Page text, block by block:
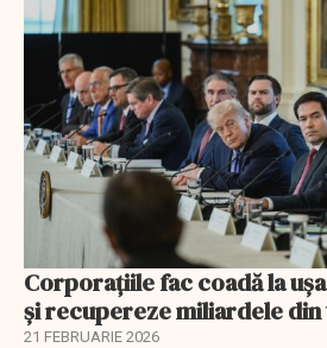
Corporațiile fac coadă la
și recupereze miliardele
21 FEBRUARIE 2026